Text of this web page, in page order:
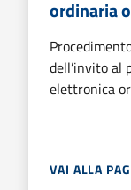
ordinaria
dell’invito al
elettronica
VAI ALLA